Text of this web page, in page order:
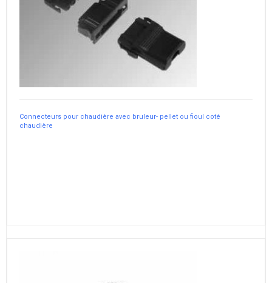
Connecteurs pour chaudière avec bruleur- pellet ou fioul coté
chaudière